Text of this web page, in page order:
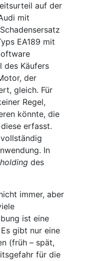
auf der
mit
EA189 mit
des Käufers
der
gleich. Für
Regel,
könnte, die
erfasst.
In
holding des
immer, aber
ist eine
gibt nur eine
(früh – spät,
für die